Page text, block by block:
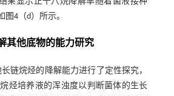
图4（d）所示。
其他底物的能力研究
长链烷烃的降解能力进行了定性探究，
烃培养液的浑浊度以判断菌体的生长